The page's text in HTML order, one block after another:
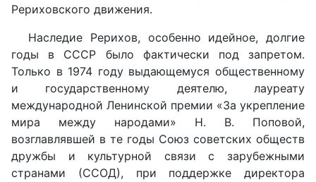
Рериховского движения.
Наследие Рерихов, особенно идейное, долгие
годы в СССР было фактически под запретом.
Только в 1974 году выдающемуся общественному
и государственному деятелю, лауреату
международной Ленинской премии «За укрепление
мира между народами» Н. В. Поповой,
возглавлявшей в те годы Союз советских обществ
дружбы и культурной связи с зарубежными
странами (ССОД), при поддержке директора